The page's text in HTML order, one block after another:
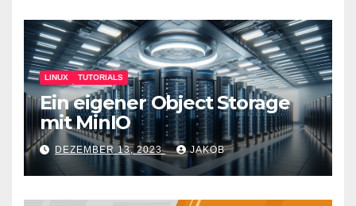
LINUX TUTORIALS
Ein eigener Object Storage
mit MinIO
DEZEMBER 13, 2023 JAKOB